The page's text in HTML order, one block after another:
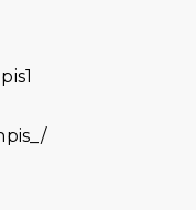
- 6月18日
- 6月11日（19:00